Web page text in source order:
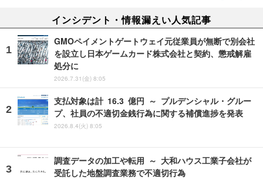
インシデント・情報漏えい人気記事
GMOペイメントゲートウェイ元従業員が無断で別会社
を設立し日本ゲームカード株式会社と契約、懲戒解雇
処分に
2026.7.31(金) 8:05
支払対象は計 16.3 億円 ～ プルデンシャル・グルー
プ、社員の不適切金銭行為に関する補償進捗を発表
2026.8.4(火) 8:05
調査データの加工や転用 ～ 大和ハウス工業子会社が
受託した地盤調査業務で不適切行為